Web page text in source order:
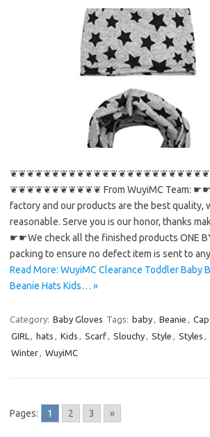
❦❦❦❦❦❦❦❦❦❦❦ From WuyiMC Team:
factory and our products are the best quality,
reasonable. Serve you is our honor, thanks
☛☛We check all the finished products ONE
packing to ensure no defect item is sent to
Read More: WuyiMC Clearance Toddler Baby
Beanie Hats Kids… »
Category: Baby Gloves Tags: baby, Beanie ,
GIRL , hats , Kids , Scarf, Slouchy, Style , Styles ,
Winter, WuyiMC
Pages: 1 2 3 »